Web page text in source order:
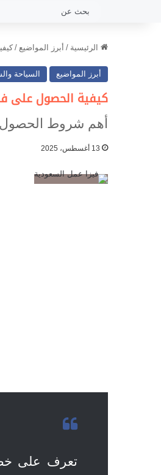
الرئيسية / أبرز المواضيع /
أبرز المواضيع السياحة
كيفية الحصول على
أهم شروط الحصول
13 أغسطس، 2025
تعرف على